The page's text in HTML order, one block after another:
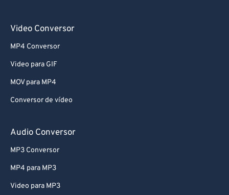
Video Conversor
MP4 Conversor
Video para GIF
MOV para MP4
Conversor de vídeo
Audio Conversor
MP3 Conversor
MP4 para MP3
Video para MP3